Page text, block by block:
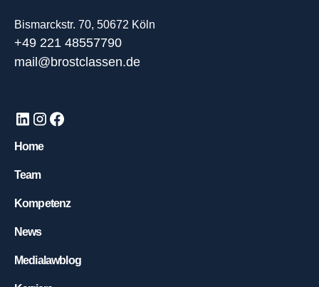
Bismarckstr. 70, 50672 Köln
+49 221 48557790
mail@brostclassen.de
Home
Team
Kompetenz
News
Medialawblog